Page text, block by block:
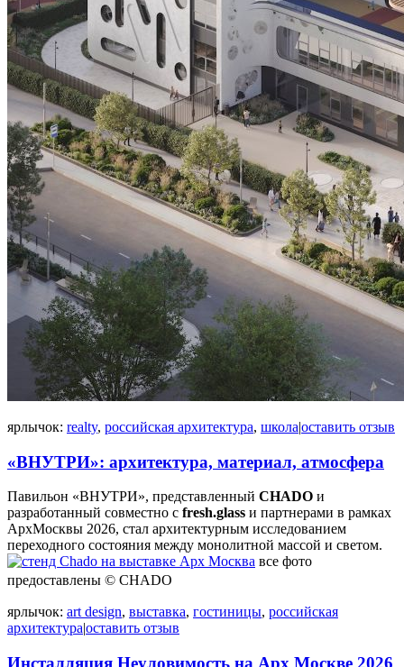
ярлычок: realty, российская архитектура, школа|оставить отзыв
«ВНУТРИ»: архитектура, материал, атмосфера
Павильон «ВНУТРИ», представленный CHADO и
разработанный совместно с fresh.glass и партнерами в рамках
АрхМосквы 2026, стал архитектурным исследованием
переходного состояния между монолитной массой и светом.
все фото
предоставлены © CHADO
ярлычок: art design, выставка, гостиницы, российская
архитектура|оставить отзыв
Инсталляция Неуловимость на Арх Москве 2026